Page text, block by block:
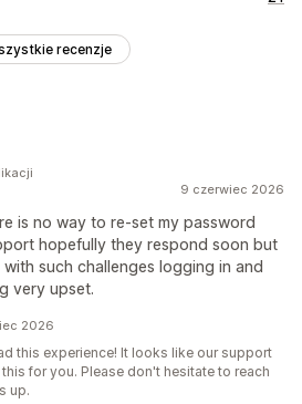
recenzje
9 czerwiec 2026
is no way to re-set my password
hopefully they respond soon but
with such challenges logging in and
very upset.
2026
this experience! It looks like our support
for you. Please don't hesitate to reach
up.